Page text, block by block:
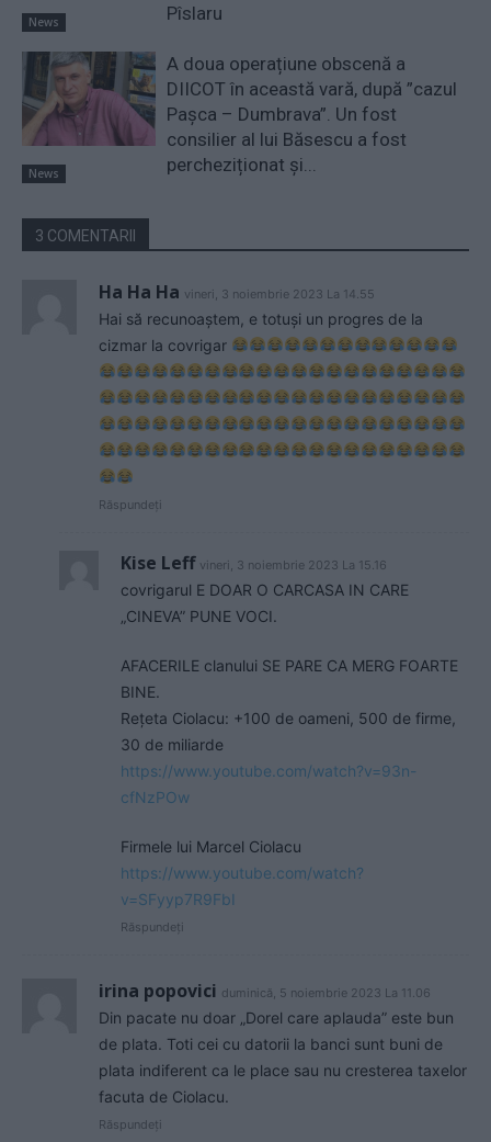
News Pîslaru
News
A doua operațiune obscenă a
DIICOT în această vară, după ”cazul
Pașca – Dumbrava”. Un fost
consilier al lui Băsescu a fost
percheziționat și...
3 COMENTARII
Ha Ha Ha vineri, 3 noiembrie 2023 La 14.55
Hai să recunoaștem, e totuși un progres de la
cizmar la covrigar
Răspundeți
Kise Leff vineri, 3 noiembrie 2023 La 15.16
covrigarul E DOAR O CARCASA IN CARE
„CINEVA” PUNE VOCI.
AFACERILE clanului SE PARE CA MERG FOARTE
BINE.
Rețeta Ciolacu: +100 de oameni, 500 de firme,
30 de miliarde
https://www.youtube.com/watch?v=93n-
cfNzPOw
Firmele lui Marcel Ciolacu
https://www.youtube.com/watch?
v=SFyyp7R9FbI
Răspundeți
irina popovici duminică, 5 noiembrie 2023 La 11.06
Din pacate nu doar „Dorel care aplauda” este bun
de plata. Toti cei cu datorii la banci sunt buni de
plata indiferent ca le place sau nu cresterea taxelor
facuta de Ciolacu.
Răspundeți